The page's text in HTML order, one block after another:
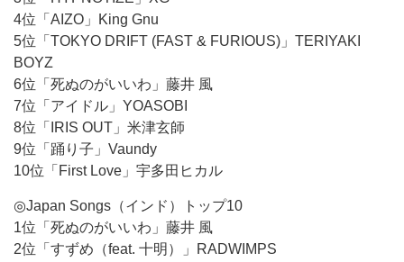
4位「AIZO」King Gnu
5位「TOKYO DRIFT (FAST & FURIOUS)」TERIYAKI
BOYZ
6位「死ぬのがいいわ」藤井 風
7位「アイドル」YOASOBI
8位「IRIS OUT」米津玄師
9位「踊り子」Vaundy
10位「First Love」宇多田ヒカル
◎Japan Songs（インド）トップ10
1位「死ぬのがいいわ」藤井 風
2位「すずめ（feat. 十明）」RADWIMPS